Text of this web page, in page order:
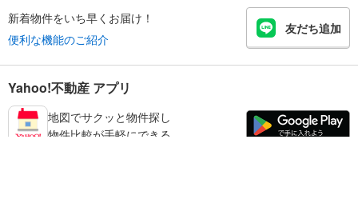
新着物件をいち早くお届け！
便利な機能のご紹介
友だち追加
Yahoo!不動産 アプリ
地図でサクッと物件探し
物件比較が手軽にできる